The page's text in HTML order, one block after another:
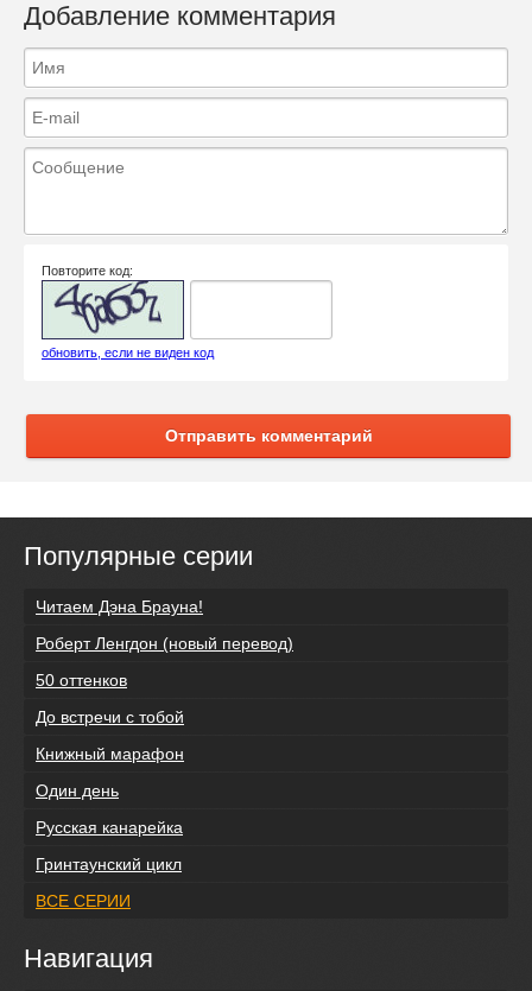
Добавление комментария
Повторите код:
обновить, если не виден код
Отправить комментарий
Популярные серии
Читаем Дэна Брауна!
Роберт Ленгдон (новый перевод)
50 оттенков
До встречи с тобой
Книжный марафон
Один день
Русская канарейка
Гринтаунский цикл
ВСЕ СЕРИИ
Навигация